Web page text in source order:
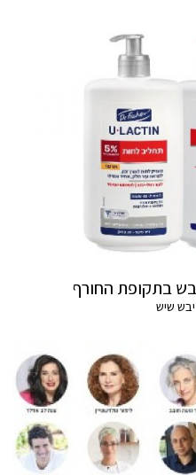
בתקופת החורף
שיש